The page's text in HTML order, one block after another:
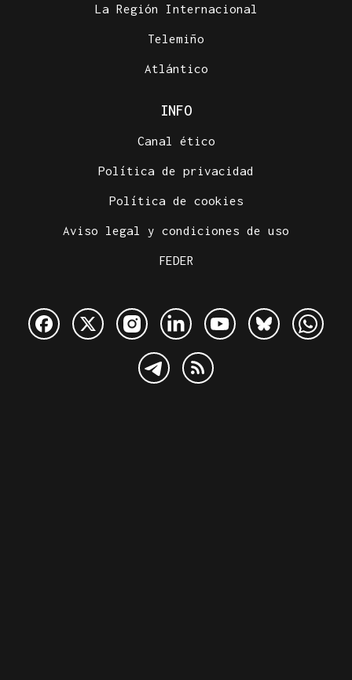
La Región Internacional
Telemiño
Atlántico
INFO
Canal ético
Política de privacidad
Política de cookies
Aviso legal y condiciones de uso
FEDER